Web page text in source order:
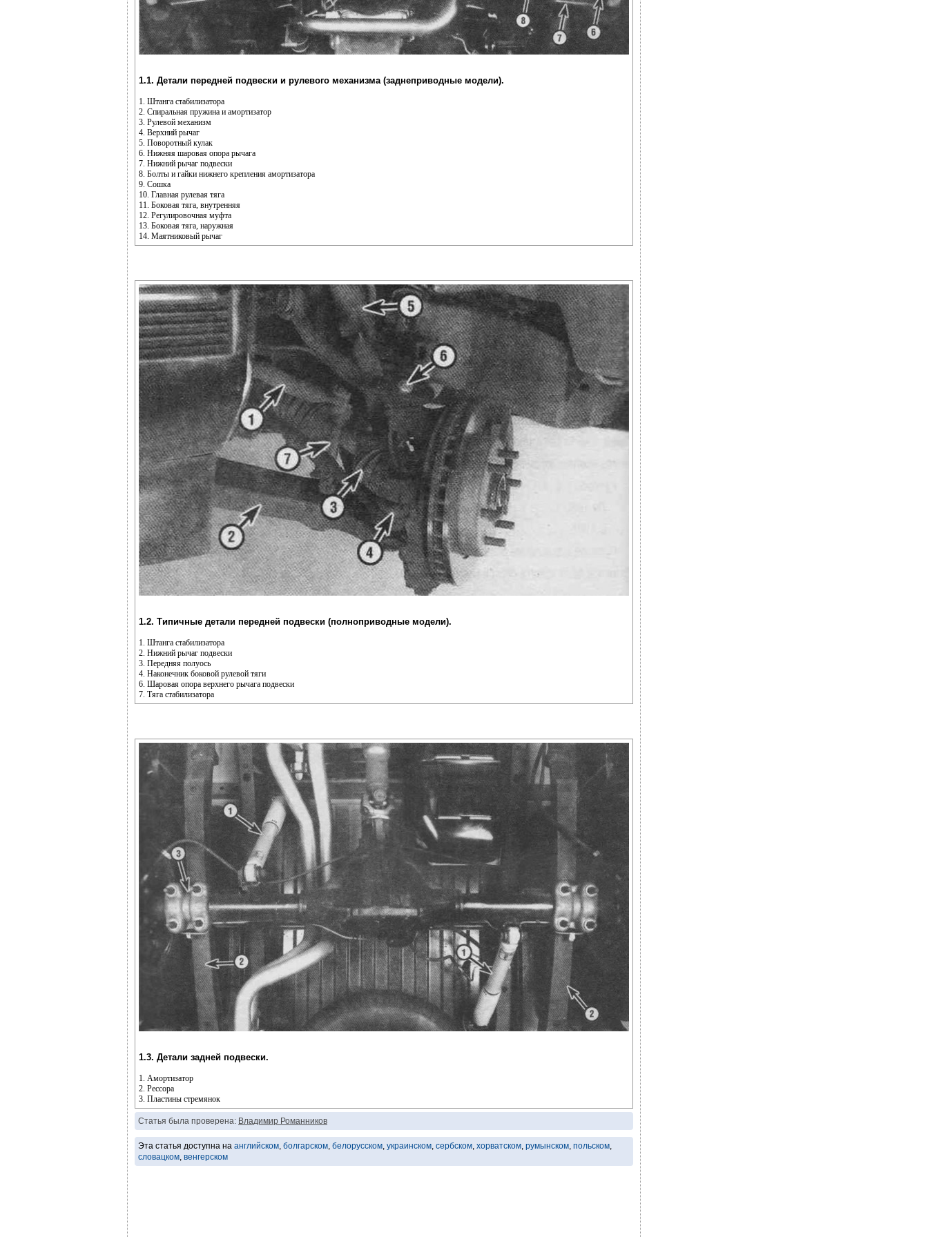
1.1. Детали передней подвески и рулевого механизма (заднеприводные модели).
1. Штанга стабилизатора
2. Спиральная пружина и амортизатор
3. Рулевой механизм
4. Верхний рычаг
5. Поворотный кулак
6. Нижняя шаровая опора рычага
7. Нижний рычаг подвески
8. Болты и гайки нижнего крепления амортизатора
9. Сошка
10. Главная рулевая тяга
11. Боковая тяга, внутренняя
12. Регулировочная муфта
13. Боковая тяга, наружная
14. Маятниковый рычаг
1.2. Типичные детали передней подвески (полноприводные модели).
1. Штанга стабилизатора
2. Нижний рычаг подвески
3. Передняя полуось
4. Наконечник боковой рулевой тяги
6. Шаровая опора верхнего рычага подвески
7. Тяга стабилизатора
1.3. Детали задней подвески.
1. Амортизатор
2. Рессора
3. Пластины стремянок
Статья была проверена: Владимир Романников
Эта статья доступна на английском, болгарском, белорусском, украинском, сербском, хорватском, румынском, польском,
словацком, венгерском